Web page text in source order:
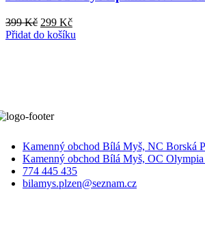
399Kč Původní
cena
299 KčAktuální
cena
Přidat do košíku
Kamenný obchod Bílá Myš, NC Borská
Kamenný obchod Bílá Myš, OC Olympia
774 445 435
bilamys.plzen@seznam.cz